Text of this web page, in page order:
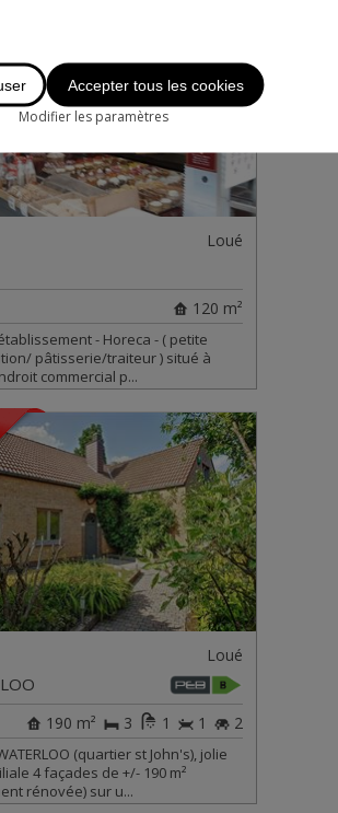
Loué
120 m²
- Horeca - ( petite
pâtisserie/traiteur ) situé à
commercial p...
Loué
2
1
1
3
190 m²
(quartier st John's), jolie
4 façades de +/- 190 m²
rénovée) sur u...
Accepter tous les cookies
Modifier les paramètres